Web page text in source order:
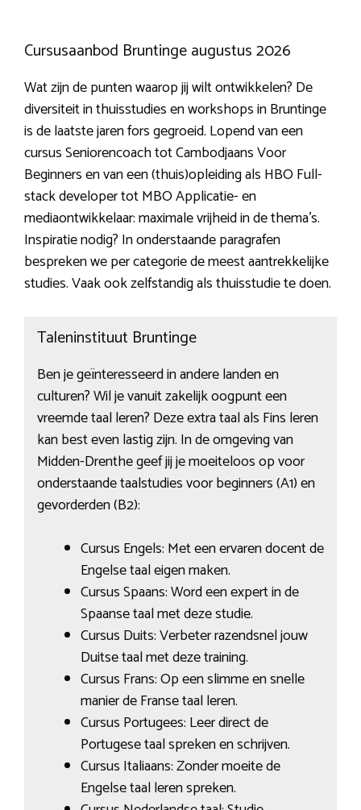
Cursusaanbod Bruntinge augustus 2026
Wat zijn de punten waarop jij wilt ontwikkelen? De
diversiteit in thuisstudies en workshops in Bruntinge
is de laatste jaren fors gegroeid. Lopend van een
cursus Seniorencoach tot Cambodjaans Voor
Beginners en van een (thuis)opleiding als HBO Full-
stack developer tot MBO Applicatie- en
mediaontwikkelaar: maximale vrijheid in de thema’s.
Inspiratie nodig? In onderstaande paragrafen
bespreken we per categorie de meest aantrekkelijke
studies. Vaak ook zelfstandig als thuisstudie te doen.
Taleninstituut Bruntinge
Ben je geïnteresseerd in andere landen en
culturen? Wil je vanuit zakelijk oogpunt een
vreemde taal leren? Deze extra taal als Fins leren
kan best even lastig zijn. In de omgeving van
Midden-Drenthe geef jij je moeiteloos op voor
onderstaande taalstudies voor beginners (A1) en
gevorderden (B2):
Cursus Engels: Met een ervaren docent de
Engelse taal eigen maken.
Cursus Spaans: Word een expert in de
Spaanse taal met deze studie.
Cursus Duits: Verbeter razendsnel jouw
Duitse taal met deze training.
Cursus Frans: Op een slimme en snelle
manier de Franse taal leren.
Cursus Portugees: Leer direct de
Portugese taal spreken en schrijven.
Cursus Italiaans: Zonder moeite de
Engelse taal leren spreken.